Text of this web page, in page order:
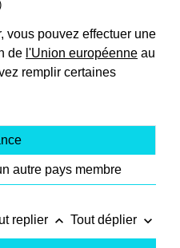
vous pouvez effectuer une
de l'Union européenne au
remplir certaines
autre pays membre
replier keyboard_arrow_up Tout déplier keyboard_arrow_down